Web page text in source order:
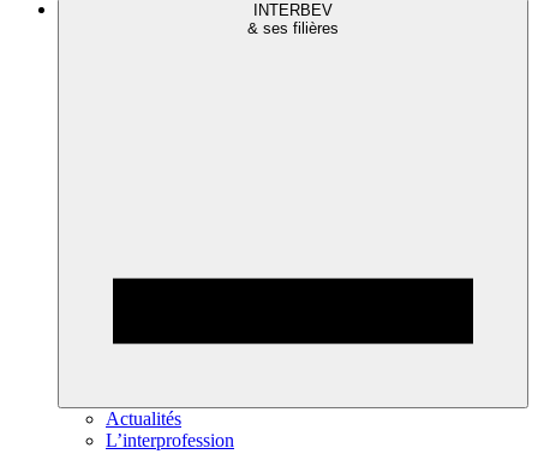
INTERBEV
& ses filières
Actualités
L’interprofession